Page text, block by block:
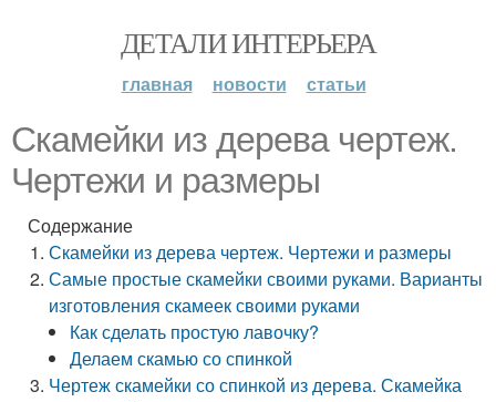
ДЕТАЛИ ИНТЕРЬЕРА
главная новости статьи
Скамейки из дерева чертеж.
Чертежи и размеры
Содержание
Скамейки из дерева чертеж. Чертежи и размеры
Самые простые скамейки своими руками. Варианты
изготовления скамеек своими руками
Как сделать простую лавочку?
Делаем скамью со спинкой
Чертеж скамейки со спинкой из дерева. Скамейка